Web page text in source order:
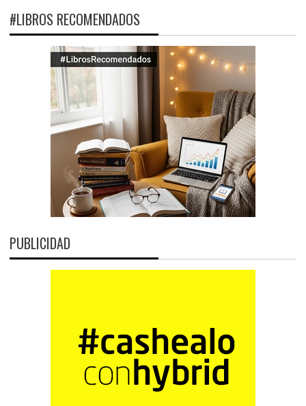
#LIBROS RECOMENDADOS
PUBLICIDAD